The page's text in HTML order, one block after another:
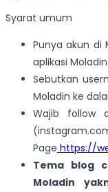
Syarat umum
Punya akun di
aplikasi
Sebutkan
Moladin ke
Wajib follow
Page https://
Tema blog
Moladin